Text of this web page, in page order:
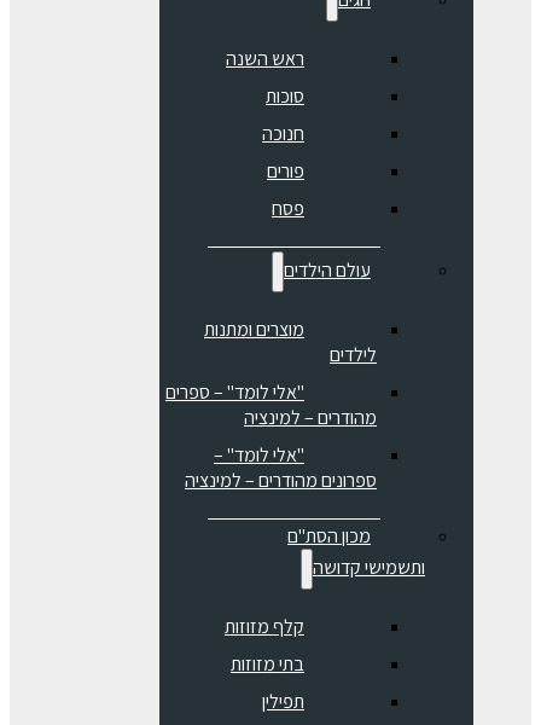
ראש השנה
סוכות
חנוכה
פורים
פסח
עולם הילדים
מוצרים ומתנות
לילדים
"אלי לומד" – ספרים
מהודרים – למינציה
"אלי לומד" –
ספרונים מהודרים – למינציה
מכון הסת"ם
ותשמישי קדושה
קלף מזוזות
בתי מזוזות
תפילין